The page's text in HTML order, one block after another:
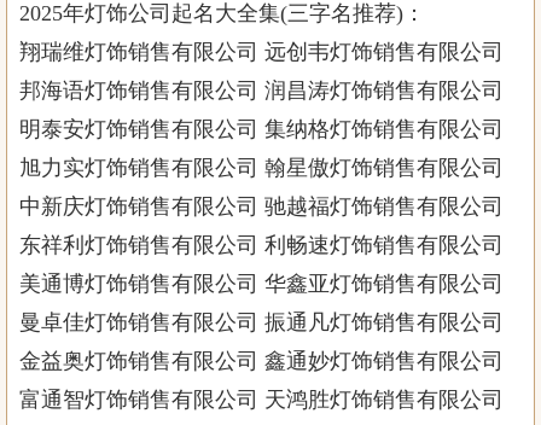
2025年灯饰公司起名大全集(三字名推荐)：
翔瑞维灯饰销售有限公司 远创韦灯饰销售有限公司
邦海语灯饰销售有限公司 润昌涛灯饰销售有限公司
明泰安灯饰销售有限公司 集纳格灯饰销售有限公司
旭力实灯饰销售有限公司 翰星傲灯饰销售有限公司
中新庆灯饰销售有限公司 驰越福灯饰销售有限公司
东祥利灯饰销售有限公司 利畅速灯饰销售有限公司
美通博灯饰销售有限公司 华鑫亚灯饰销售有限公司
曼卓佳灯饰销售有限公司 振通凡灯饰销售有限公司
金益奥灯饰销售有限公司 鑫通妙灯饰销售有限公司
富通智灯饰销售有限公司 天鸿胜灯饰销售有限公司